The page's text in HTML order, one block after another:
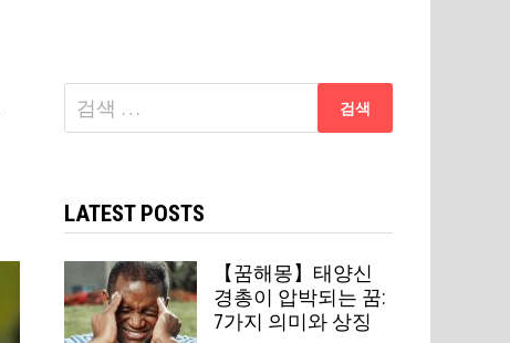
다
음
LATEST POSTS
【꿈해몽】태양신
경총이 압박되는 꿈:
7가지 의미와 상징